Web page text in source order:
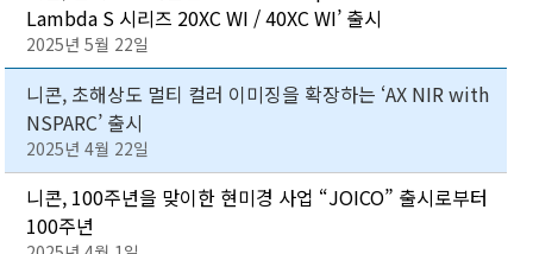
Lambda S 시리즈 20XC WI / 40XC WI’ 출시
2025년 5월 22일
니콘, 초해상도 멀티 컬러 이미징을 확장하는 ‘AX NIR with
NSPARC’ 출시
2025년 4월 22일
니콘, 100주년을 맞이한 현미경 사업 “JOICO” 출시로부터
100주년